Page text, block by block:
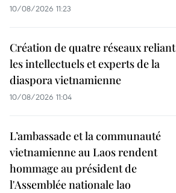
10/08/2026 11:23
Création de quatre réseaux reliant
les intellectuels et experts de la
diaspora vietnamienne
10/08/2026 11:04
L’ambassade et la communauté
vietnamienne au Laos rendent
hommage au président de
l'Assemblée nationale lao